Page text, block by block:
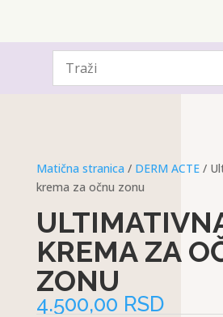
Matična stranica / DERM ACTE/
krema za očnu zonu
KREMA ZA
ZONU
4.500,00 RSD